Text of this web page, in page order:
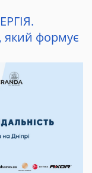
який формує